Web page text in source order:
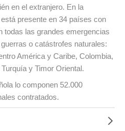
en el extranjero. En la
presente en 34 países con
todas las grandes emergencias
o catástrofes naturales:
América y Caribe, Colombia,
y Timor Oriental.
lo componen 52.000
contratados.